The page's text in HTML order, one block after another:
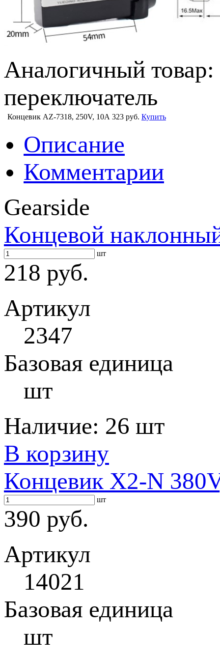
Аналогичный
переключатель
Концевик AZ-7318, 250V, 10A 323 руб. Купить
Описание
Комментарии
Gearside
Концевой
шт
218 руб.
Артикул
2347
Базовая единица
шт
Наличие: 26 шт
В корзину
Концевик X2-N
шт
390 руб.
Артикул
14021
Базовая единица
шт